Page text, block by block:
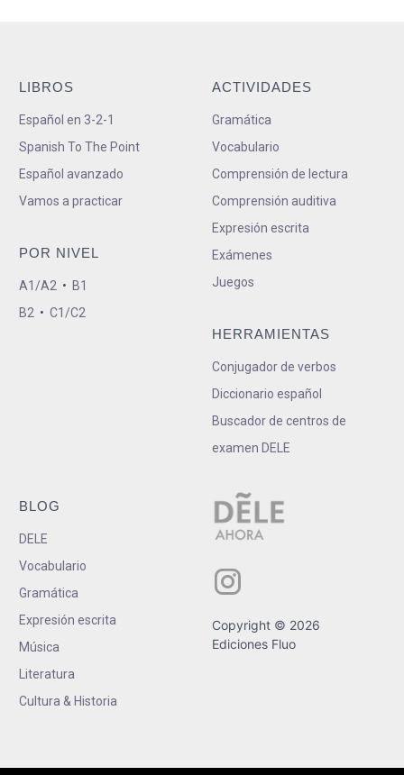
LIBROS
Español en 3-2-1
Spanish To The Point
Español avanzado
Vamos a practicar
POR NIVEL
A1/A2 • B1
B2 • C1/C2
ACTIVIDADES
Gramática
Vocabulario
Comprensión de lectura
Comprensión auditiva
Expresión escrita
Exámenes
Juegos
HERRAMIENTAS
Conjugador de verbos
Diccionario español
Buscador de centros de
examen DELE
BLOG
DELE
Vocabulario
Gramática
Expresión escrita
Música
Literatura
Cultura & Historia
Copyright © 2026
Ediciones Fluo